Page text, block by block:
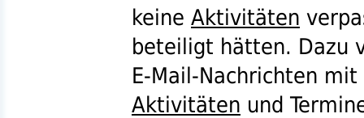
keine Aktivitäten
beteiligt hätten. Dazu
E-Mail-Nachrichten
Aktivitäten und